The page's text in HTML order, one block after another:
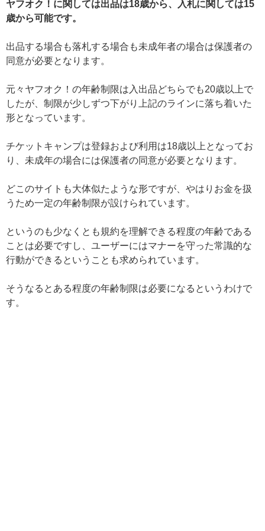
ヤフオク！に関しては出品は18歳から、入札に関しては15
歳から可能です。
出品する場合も落札する場合も未成年者の場合は保護者の
同意が必要となります。
元々ヤフオク！の年齢制限は入出品どちらでも20歳以上で
したが、制限が少しずつ下がり上記のラインに落ち着いた
形となっています。
チケットキャンプは登録および利用は18歳以上となってお
り、未成年の場合には保護者の同意が必要となります。
どこのサイトも大体似たような形ですが、やはりお金を扱
うため一定の年齢制限が設けられています。
というのも少なくとも規約を理解できる程度の年齢である
ことは必要ですし、ユーザーにはマナーを守った常識的な
行動ができるということも求められています。
そうなるとある程度の年齢制限は必要になるというわけで
す。